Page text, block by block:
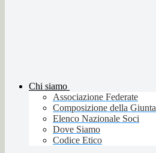
Chi siamo
Associazione Federate
Composizione della Giunta
Elenco Nazionale Soci
Dove Siamo
Codice Etico